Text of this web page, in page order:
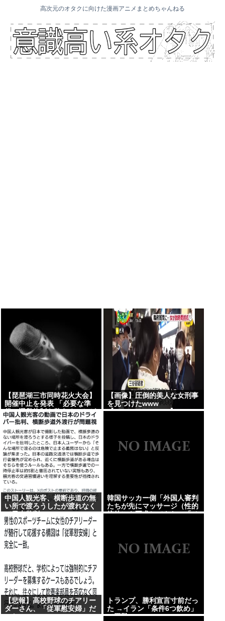
高次元のオタクに向けた漫画アニメまとめちゃんねる
【琵琶湖三市同時花火大会】
開催中止を発表 「必要な準
備・運営体制を整えることが
困難」 22日の開催予定…3市
【画像】圧倒的美人な女刑事
を見つけたwww
【Pickup08082906】
中国人観光客、横断歩道の無
い所で渡ろうしたが渡れなく
て日本批判
韓国サッカー側「外国人審判
たちが先にマッサージ（性的
接待）を要求してきた」「そ
【悲報】高校野球のチアリー
ダーさん、「従軍慰安婦」だ
った…
トランプ、勝利宣言寸前だっ
た →イラン「条件6つ飲め」
で困難にwww